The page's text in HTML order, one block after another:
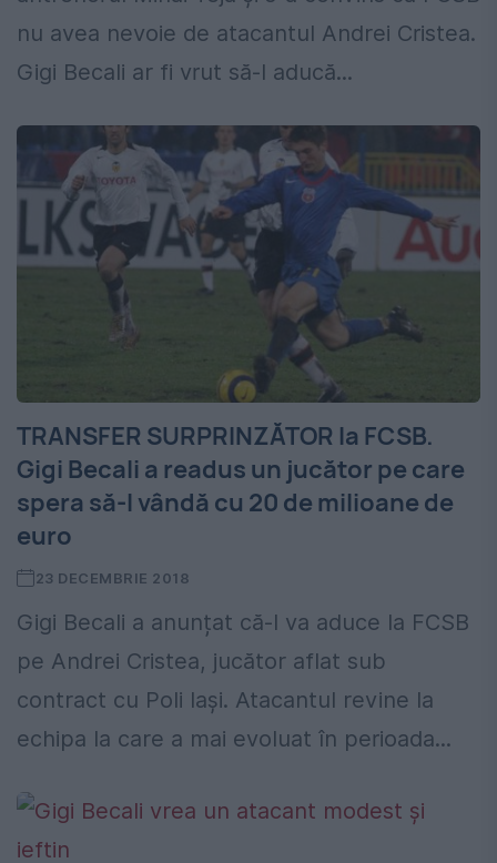
nu avea nevoie de atacantul Andrei Cristea.
Gigi Becali ar fi vrut să-l aducă...
TRANSFER SURPRINZĂTOR la FCSB.
Gigi Becali a readus un jucător pe care
spera să-l vândă cu 20 de milioane de
euro
23 DECEMBRIE 2018
Gigi Becali a anunțat că-l va aduce la FCSB
pe Andrei Cristea, jucător aflat sub
contract cu Poli Iași. Atacantul revine la
echipa la care a mai evoluat în perioada...